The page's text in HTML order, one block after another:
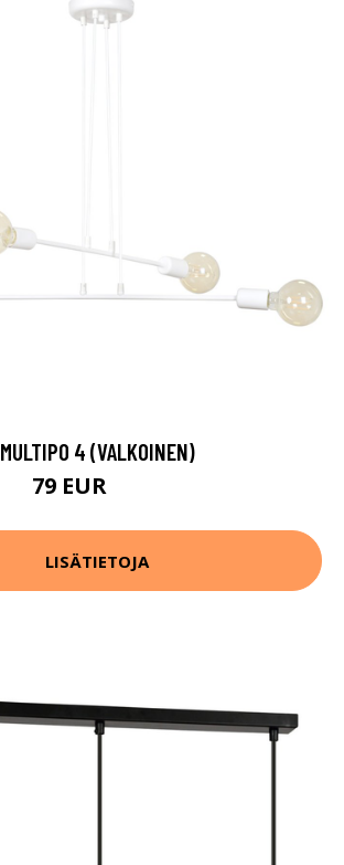
MULTIPO 4 (VALKOINEN)
79 EUR
LISÄTIETOJA